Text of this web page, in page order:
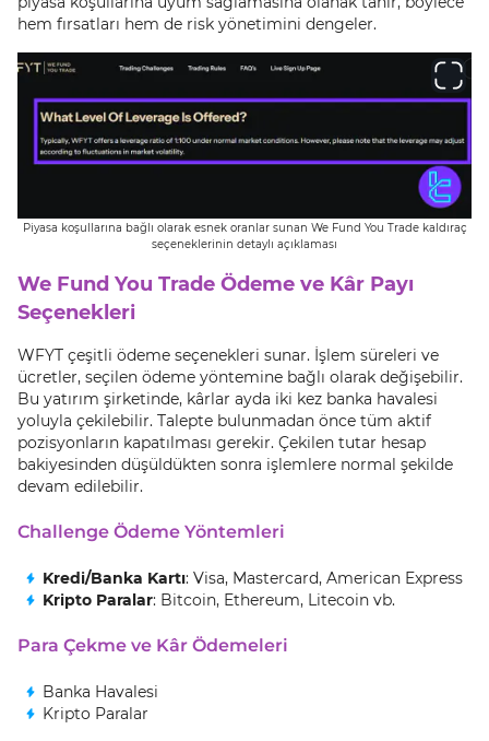
hem fırsatları hem de risk yönetimini dengeler.
Piyasa koşullarına bağlı olarak esnek oranlar sunan We Fund You Trade kaldıraç
seçeneklerinin detaylı açıklaması
We Fund You Trade Ödeme ve Kâr Payı
Seçenekleri
WFYT çeşitli ödeme seçenekleri sunar. İşlem süreleri ve
ücretler, seçilen ödeme yöntemine bağlı olarak değişebilir.
Bu yatırım şirketinde, kârlar ayda iki kez banka havalesi
yoluyla çekilebilir. Talepte bulunmadan önce tüm aktif
pozisyonların kapatılması gerekir. Çekilen tutar hesap
bakiyesinden düşüldükten sonra işlemlere normal şekilde
devam edilebilir.
Challenge Ödeme Yöntemleri
Kredi/Banka Kartı: Visa, Mastercard, American Express
Kripto Paralar: Bitcoin, Ethereum, Litecoin vb.
Para Çekme ve Kâr Ödemeleri
Banka Havalesi
Kripto Paralar